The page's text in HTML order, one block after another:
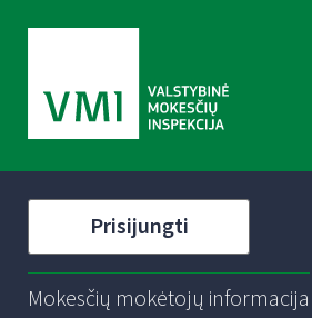
Prisijungti
Mokesčių mokėtojų informacija